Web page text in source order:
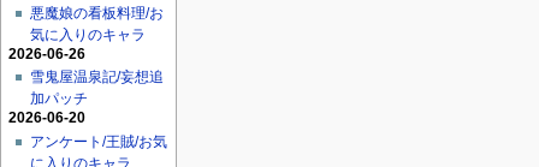
悪魔娘の看板料理/お
気に入りのキャラ
2026-06-26
雪鬼屋温泉記/妄想追
加パッチ
2026-06-20
アンケート/王賊/お気
に入りのキャラ